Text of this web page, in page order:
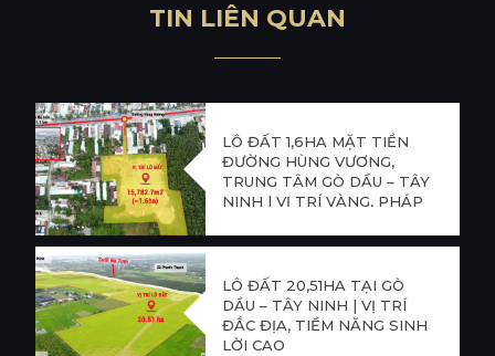
TIN LIÊN QUAN
LÔ ĐẤT 1,6HA MẶT TIỀN
ĐƯỜNG HÙNG VƯƠNG,
TRUNG TÂM GÒ DẦU – TÂY
NINH | VỊ TRÍ VÀNG, PHÁP
SINH LỜI CAO
LÔ ĐẤT 20,51HA TẠI GÒ
DẦU – TÂY NINH | VỊ TRÍ
ĐẮC ĐỊA, TIỀM NĂNG SINH
LỜI CAO